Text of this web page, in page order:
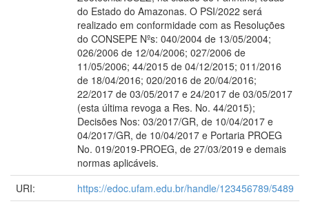
do Estado do Amazonas. O PSI/2022 será
realizado em conformidade com as Resoluções
do CONSEPE Nºs: 040/2004 de 13/05/2004;
026/2006 de 12/04/2006; 027/2006 de
11/05/2006; 44/2015 de 04/12/2015; 011/2016
de 18/04/2016; 020/2016 de 20/04/2016;
22/2017 de 03/05/2017 e 24/2017 de 03/05/2017
(esta última revoga a Res. No. 44/2015);
Decisões Nos: 03/2017/GR, de 10/04/2017 e
04/2017/GR, de 10/04/2017 e Portaria PROEG
No. 019/2019-PROEG, de 27/03/2019 e demais
normas aplicáveis.
URI:
https://edoc.ufam.edu.br/handle/123456789/5489